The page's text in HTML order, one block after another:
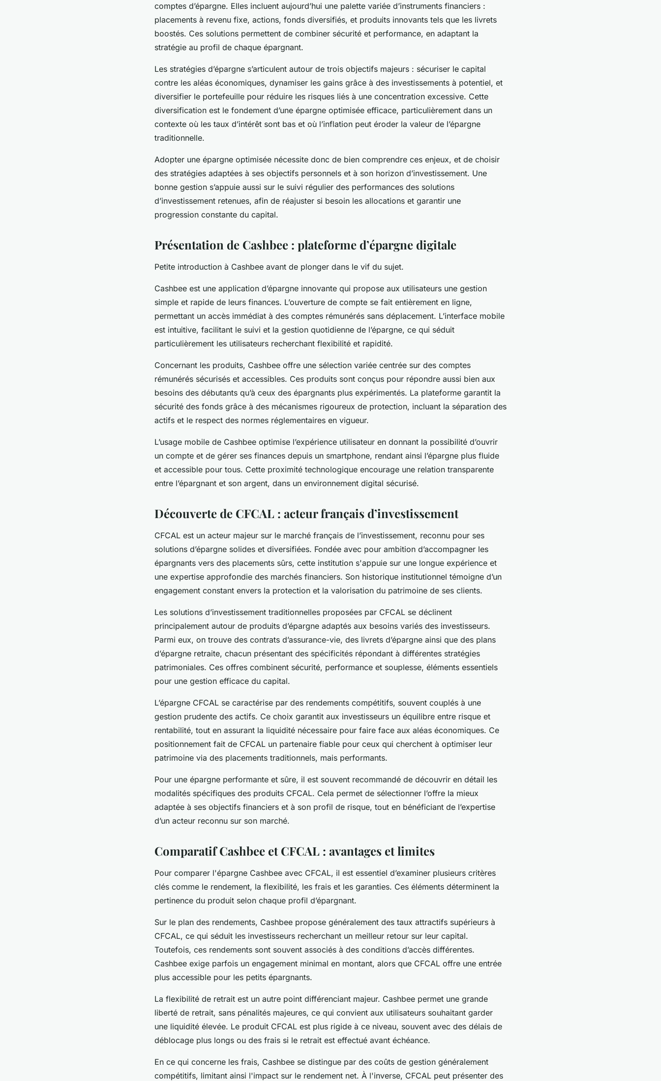
comptes d’épargne. Elles incluent aujourd’hui une palette variée d’instruments financiers :
placements à revenu fixe, actions, fonds diversifiés, et produits innovants tels que les livrets
boostés. Ces solutions permettent de combiner sécurité et performance, en adaptant la
stratégie au profil de chaque épargnant.
Les stratégies d’épargne s’articulent autour de trois objectifs majeurs : sécuriser le capital
contre les aléas économiques, dynamiser les gains grâce à des investissements à potentiel, et
diversifier le portefeuille pour réduire les risques liés à une concentration excessive. Cette
diversification est le fondement d’une épargne optimisée efficace, particulièrement dans un
contexte où les taux d’intérêt sont bas et où l’inflation peut éroder la valeur de l’épargne
traditionnelle.
Adopter une épargne optimisée nécessite donc de bien comprendre ces enjeux, et de choisir
des stratégies adaptées à ses objectifs personnels et à son horizon d’investissement. Une
bonne gestion s’appuie aussi sur le suivi régulier des performances des solutions
d’investissement retenues, afin de réajuster si besoin les allocations et garantir une
progression constante du capital.
Présentation de Cashbee : plateforme d’épargne digitale
Petite introduction à Cashbee avant de plonger dans le vif du sujet.
Cashbee est une application d’épargne innovante qui propose aux utilisateurs une gestion
simple et rapide de leurs finances. L’ouverture de compte se fait entièrement en ligne,
permettant un accès immédiat à des comptes rémunérés sans déplacement. L’interface mobile
est intuitive, facilitant le suivi et la gestion quotidienne de l’épargne, ce qui séduit
particulièrement les utilisateurs recherchant flexibilité et rapidité.
Concernant les produits, Cashbee offre une sélection variée centrée sur des comptes
rémunérés sécurisés et accessibles. Ces produits sont conçus pour répondre aussi bien aux
besoins des débutants qu’à ceux des épargnants plus expérimentés. La plateforme garantit la
sécurité des fonds grâce à des mécanismes rigoureux de protection, incluant la séparation des
actifs et le respect des normes réglementaires en vigueur.
L’usage mobile de Cashbee optimise l’expérience utilisateur en donnant la possibilité d’ouvrir
un compte et de gérer ses finances depuis un smartphone, rendant ainsi l’épargne plus fluide
et accessible pour tous. Cette proximité technologique encourage une relation transparente
entre l’épargnant et son argent, dans un environnement digital sécurisé.
Découverte de CFCAL : acteur français d’investissement
CFCAL est un acteur majeur sur le marché français de l’investissement, reconnu pour ses
solutions d’épargne solides et diversifiées. Fondée avec pour ambition d’accompagner les
épargnants vers des placements sûrs, cette institution s'appuie sur une longue expérience et
une expertise approfondie des marchés financiers. Son historique institutionnel témoigne d’un
engagement constant envers la protection et la valorisation du patrimoine de ses clients.
Les solutions d’investissement traditionnelles proposées par CFCAL se déclinent
principalement autour de produits d’épargne adaptés aux besoins variés des investisseurs.
Parmi eux, on trouve des contrats d’assurance-vie, des livrets d’épargne ainsi que des plans
d’épargne retraite, chacun présentant des spécificités répondant à différentes stratégies
patrimoniales. Ces offres combinent sécurité, performance et souplesse, éléments essentiels
pour une gestion efficace du capital.
L’épargne CFCAL se caractérise par des rendements compétitifs, souvent couplés à une
gestion prudente des actifs. Ce choix garantit aux investisseurs un équilibre entre risque et
rentabilité, tout en assurant la liquidité nécessaire pour faire face aux aléas économiques. Ce
positionnement fait de CFCAL un partenaire fiable pour ceux qui cherchent à optimiser leur
patrimoine via des placements traditionnels, mais performants.
Pour une épargne performante et sûre, il est souvent recommandé de découvrir en détail les
modalités spécifiques des produits CFCAL. Cela permet de sélectionner l’offre la mieux
adaptée à ses objectifs financiers et à son profil de risque, tout en bénéficiant de l’expertise
d’un acteur reconnu sur son marché.
Comparatif Cashbee et CFCAL : avantages et limites
Pour comparer l'épargne Cashbee avec CFCAL, il est essentiel d’examiner plusieurs critères
clés comme le rendement, la flexibilité, les frais et les garanties. Ces éléments déterminent la
pertinence du produit selon chaque profil d’épargnant.
Sur le plan des rendements, Cashbee propose généralement des taux attractifs supérieurs à
CFCAL, ce qui séduit les investisseurs recherchant un meilleur retour sur leur capital.
Toutefois, ces rendements sont souvent associés à des conditions d’accès différentes.
Cashbee exige parfois un engagement minimal en montant, alors que CFCAL offre une entrée
plus accessible pour les petits épargnants.
La flexibilité de retrait est un autre point différenciant majeur. Cashbee permet une grande
liberté de retrait, sans pénalités majeures, ce qui convient aux utilisateurs souhaitant garder
une liquidité élevée. Le produit CFCAL est plus rigide à ce niveau, souvent avec des délais de
déblocage plus longs ou des frais si le retrait est effectué avant échéance.
En ce qui concerne les frais, Cashbee se distingue par des coûts de gestion généralement
compétitifs, limitant ainsi l'impact sur le rendement net. À l'inverse, CFCAL peut présenter des